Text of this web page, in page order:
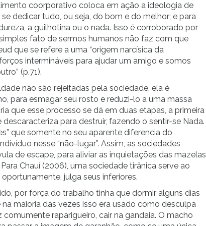
coorporativo coloca em ação a ideologia de
dedicar tudo, ou seja, do bom e do melhor; e para
a guilhotina ou o nada. Isso é corroborado por
fato de sermos humanos não faz com que
que se refere a uma “origem narcísica da
intermináveis para ajudar um amigo e somos
(p.71).
não são rejeitadas pela sociedade, ela é
para esmagar seu rosto e reduzi-lo a uma massa
que esse processo se dá em duas etapas, a primeira
para destruir, fazendo o sentir-se Nada.
que somente no seu aparente diferencia do
nesse “não-lugar”. Assim, as sociedades
de escape, para aliviar as inquietações das mazelas
Chauí (2006), uma sociedade tirânica serve ao
julga seus inferiores.
por força do trabalho tinha que dormir alguns dias
maioria das vezes isso era usado como desculpa
raparigueiro, cair na gandaia. O macho